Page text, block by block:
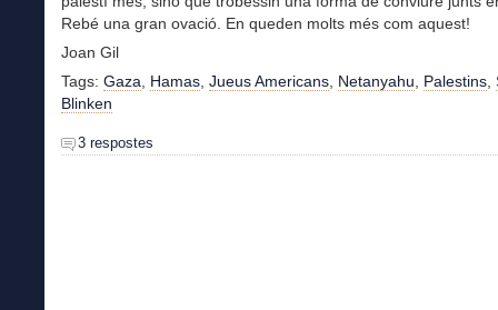
Rebé una gran ovació. En queden molts més com aquest!
Joan Gil
Tags: Gaza Hamas Jueus Americans Netanyahu Palestins
Blinken
3 respostes